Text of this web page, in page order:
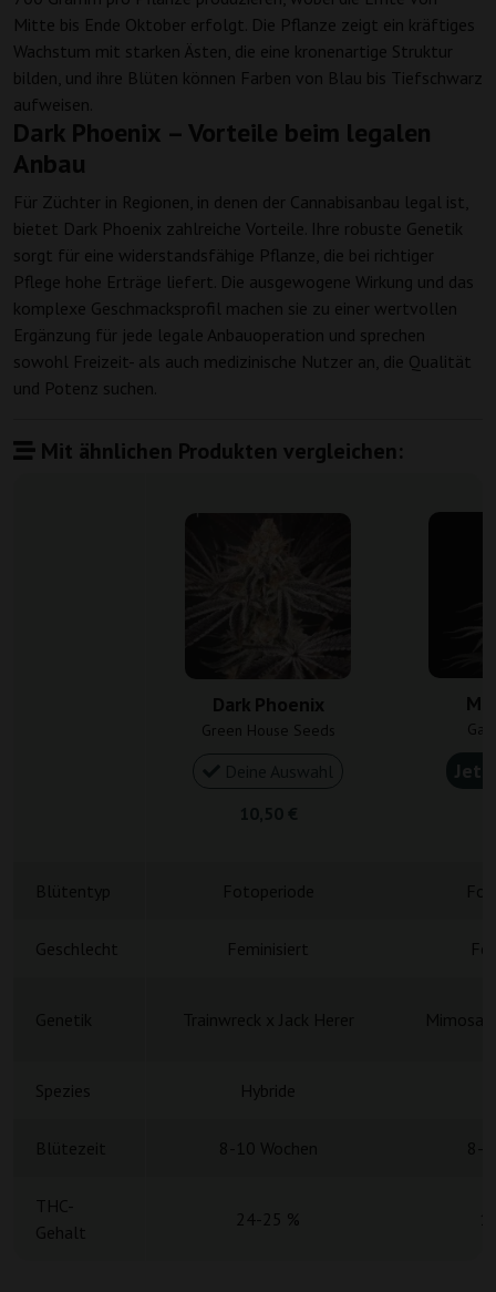
Mitte bis Ende Oktober erfolgt. Die Pflanze zeigt ein kräftiges
Wachstum mit starken Ästen, die eine kronenartige Struktur
bilden, und ihre Blüten können Farben von Blau bis Tiefschwarz
aufweisen.
Dark Phoenix – Vorteile beim legalen
Anbau
Für Züchter in Regionen, in denen der Cannabisanbau legal ist,
bietet Dark Phoenix zahlreiche Vorteile. Ihre robuste Genetik
sorgt für eine widerstandsfähige Pflanze, die bei richtiger
Pflege hohe Erträge liefert. Die ausgewogene Wirkung und das
komplexe Geschmacksprofil machen sie zu einer wertvollen
Ergänzung für jede legale Anbauoperation und sprechen
sowohl Freizeit- als auch medizinische Nutzer an, die Qualität
und Potenz suchen.
Mit ähnlichen Produkten vergleichen:
Dark Phoenix
Green House Seeds
Geschlecht Feminisiert
Spezies Hybride
THC-
Gehalt
24-25 %